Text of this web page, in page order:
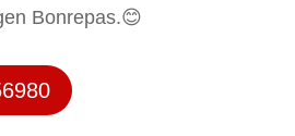
Bonrepas.😊